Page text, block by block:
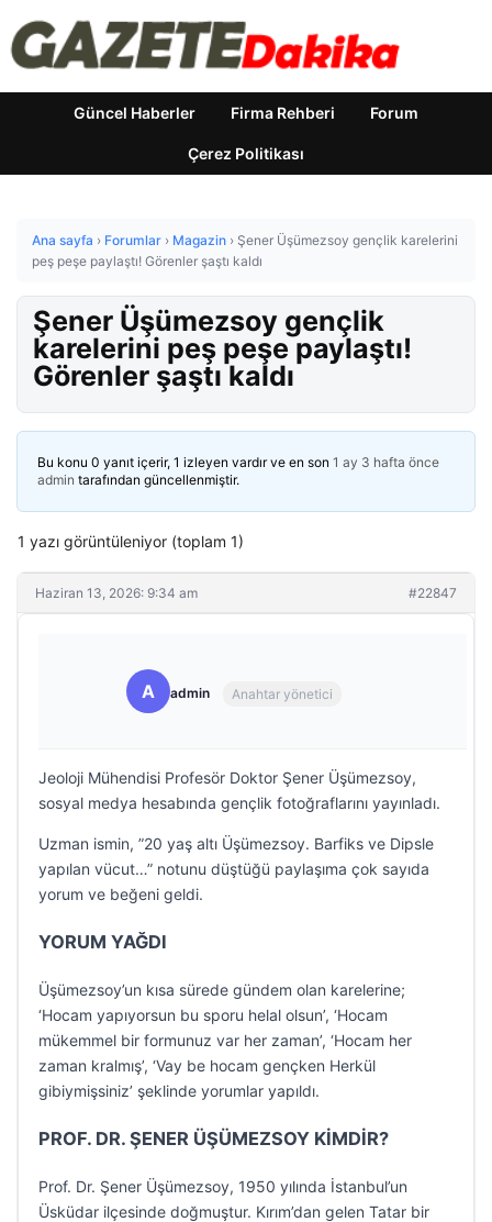
Güncel Haberler Firma Rehberi Forum
Çerez Politikası
Ana sayfa › Forumlar › Magazin › Şener Üşümezsoy gençlik karelerini
peş peşe paylaştı! Görenler şaştı kaldı
Şener Üşümezsoy gençlik
karelerini peş peşe paylaştı!
Görenler şaştı kaldı
Bu konu 0 yanıt içerir, 1 izleyen vardır ve en son 1 ay 3 hafta önce
admin tarafından güncellenmiştir.
1 yazı görüntüleniyor (toplam 1)
Haziran 13, 2026: 9:34 am #22847
A admin Anahtar yönetici
Jeoloji Mühendisi Profesör Doktor Şener Üşümezsoy,
sosyal medya hesabında gençlik fotoğraflarını yayınladı.
Uzman ismin, ”20 yaş altı Üşümezsoy. Barfiks ve Dipsle
yapılan vücut…” notunu düştüğü paylaşıma çok sayıda
yorum ve beğeni geldi.
YORUM YAĞDI
Üşümezsoy’un kısa sürede gündem olan karelerine;
‘Hocam yapıyorsun bu sporu helal olsun’, ‘Hocam
mükemmel bir formunuz var her zaman’, ‘Hocam her
zaman kralmış’, ‘Vay be hocam gençken Herkül
gibiymişsiniz’ şeklinde yorumlar yapıldı.
PROF. DR. ŞENER ÜŞÜMEZSOY KİMDİR?
Prof. Dr. Şener Üşümezsoy, 1950 yılında İstanbul’un
Üsküdar ilçesinde doğmuştur. Kırım’dan gelen Tatar bir